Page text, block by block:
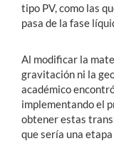
tipo PV, como las
pasa de la fase
Al modificar la
gravitación ni la
académico
implementando el
obtener estas
que sería una